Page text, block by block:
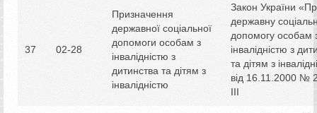
37 02-28
Призначення
державної соціальної
допомоги особам з
інвалідністю з
дитинства та дітям з
інвалідністю
Закон України
державну
допомогу особам
інвалідністю з
та дітям з
від 16.11.2000 №
IІІ